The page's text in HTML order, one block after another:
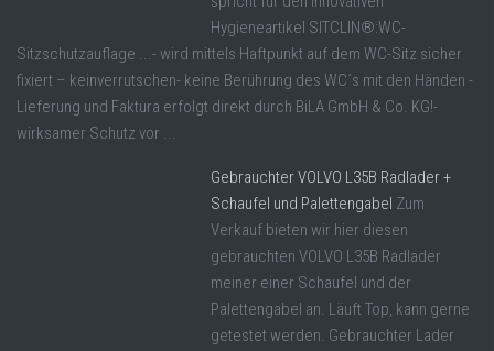
Hygieneartikel SITCLIN®:WC-
Sitzschutzauflage ...- wird mittels Haftpunkt auf dem WC-Sitz sicher
fixiert – keinverrutschen- keine Berührung des WC´s mit den Händen -
Lieferung und Faktura erfolgt direkt durch BiLA GmbH & Co. KG!-
wirksamer Schutz vor ...
Gebrauchter VOLVO L35B Radlader +
Schaufel und Palettengabel Zum
Verkauf bieten wir hier diesen
gebrauchten VOLVO L35B Radlader
meiner einer Schaufel und der
Palettengabel an. Läuft Top, kann gerne
getestet werden. Gebrauchter Lader